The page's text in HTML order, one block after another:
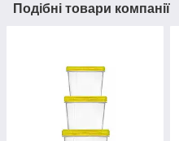
Подібні товари компанії